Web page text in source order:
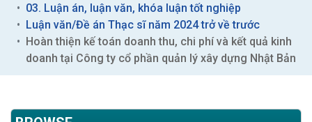
03. Luận án, luận văn, khóa luận tốt nghiệp
Luận văn/Đề án Thạc sĩ năm 2024 trở về trước
Hoàn thiện kế toán doanh thu, chi phí và kết quả kinh
doanh tại Công ty cổ phần quản lý xây dựng Nhật Bản